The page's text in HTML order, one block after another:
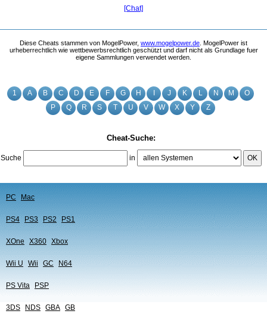
1 A B C D E F G H J K L N M
O
P
Q R S T U V W X Y Z
Cheat-Suche:
Suche in OK
PC Mac
PS4 PS3 PS2 PS1
XOne X360 Xbox
Wii U Wii GC N64
PS Vita PSP
3DS NDS GBA GB
[Chat]
Diese Cheats stammen von MogelPower, www.mogelpower.de . MogelPower ist
urheberrechtlich wie wettbewerbsrechtlich geschützt und darf nicht als Grundlage fuer
eigene Sammlungen verwendet werden.